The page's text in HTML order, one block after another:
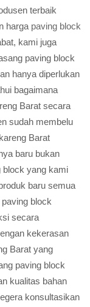
terbaik
harga paving block
kami juga
paving block
hanya diperlukan
bagaimana
Barat secara
sudah membelu
Barat
baru bukan
block yang kami
baru semua
block
secara
kekerasan
Barat yang
paving block
kualitas bahan
konsultasikan